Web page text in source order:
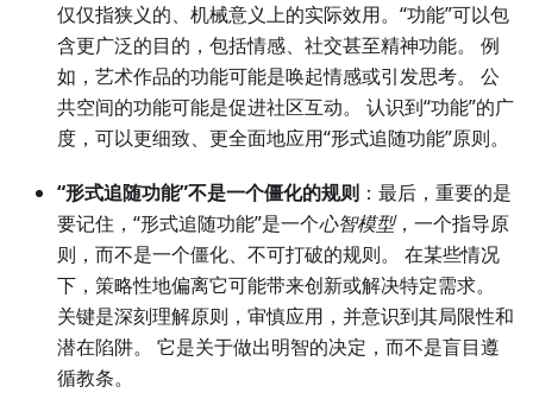
仅仅指狭义的、机械意义上的实际效用。“功能”可以包
含更广泛的目的，包括情感、社交甚至精神功能。 例
如，艺术作品的功能可能是唤起情感或引发思考。 公
共空间的功能可能是促进社区互动。 认识到“功能”的广
度，可以更细致、更全面地应用“形式追随功能”原则。
“形式追随功能”不是一个僵化的规则 ：最后，重要的是
要记住，“形式追随功能”是一个心智模型，一个指导原
则，而不是一个僵化、不可打破的规则。 在某些情况
下，策略性地偏离它可能带来创新或解决特定需求。
关键是深刻理解原则，审慎应用，并意识到其局限性和
潜在陷阱。 它是关于做出明智的决定，而不是盲目遵
循教条。